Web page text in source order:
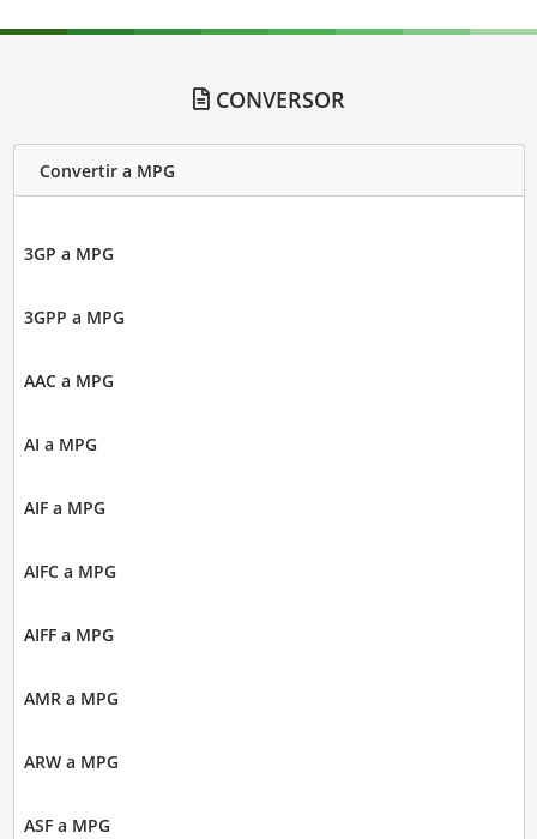
CONVERSOR
Convertir a MPG
3GP a MPG
3GPP a MPG
AAC a MPG
AI a MPG
AIF a MPG
AIFC a MPG
AIFF a MPG
AMR a MPG
ARW a MPG
ASF a MPG